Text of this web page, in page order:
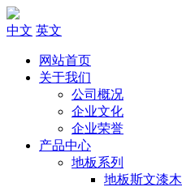
中文 英文
网站首页
关于我们
公司概况
企业文化
企业荣誉
产品中心
地板系列
地板斯文漆木